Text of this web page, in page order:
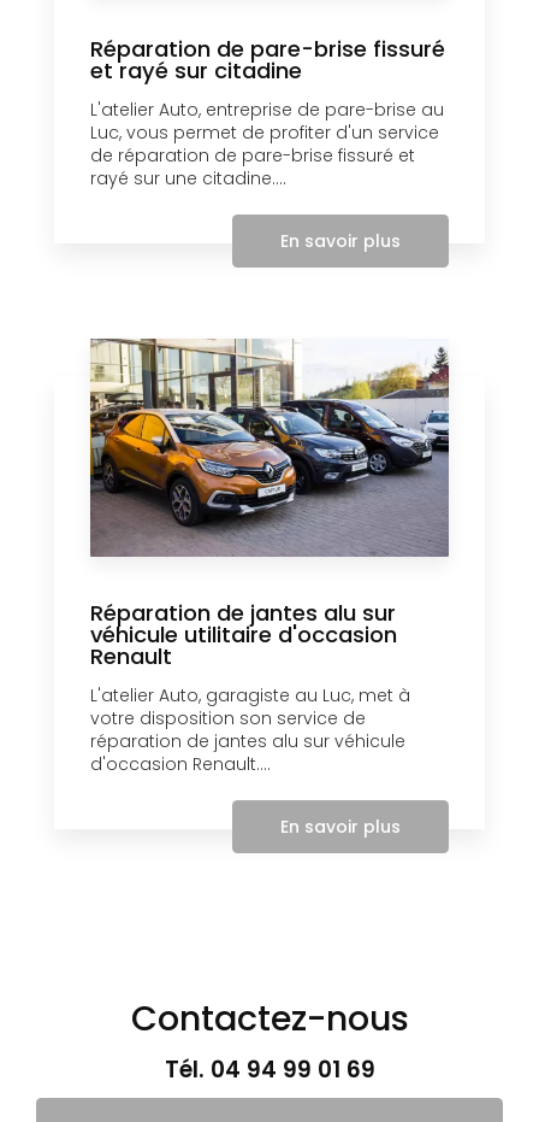
Réparation de pare-brise fissuré
et rayé sur citadine
L'atelier Auto, entreprise de pare-brise au
Luc, vous permet de profiter d'un service
de réparation de pare-brise fissuré et
rayé sur une citadine....
En savoir plus
Réparation de jantes alu sur
véhicule utilitaire d'occasion
Renault
L'atelier Auto, garagiste au Luc, met à
votre disposition son service de
réparation de jantes alu sur véhicule
d'occasion Renault....
En savoir plus
Contactez-nous
Tél. 04 94 99 01 69